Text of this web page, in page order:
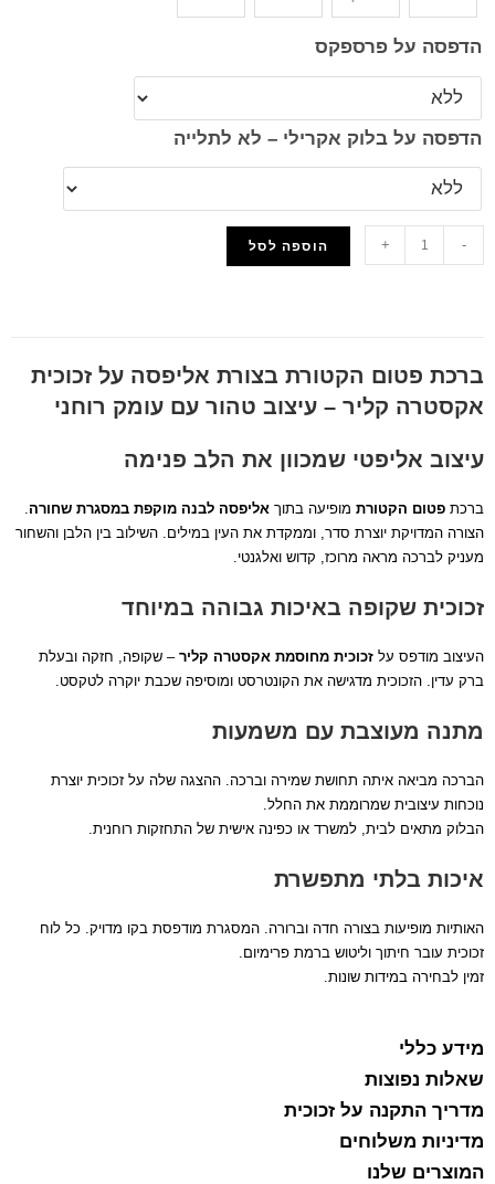
הדפסה על פרספקס
הדפסה על בלוק אקרילי – לא לתלייה
-
+ הוספה לסל
ברכת פטום הקטורת בצורת אליפסה על זכוכית
אקסטרה קליר – עיצוב טהור עם עומק רוחני
עיצוב אליפטי שמכוון את הלב פנימה
ברכת פטום הקטורת מופיעה בתוך אליפסה לבנה מוקפת במסגרת שחורה.
הצורה המדויקת יוצרת סדר, וממקדת את העין במילים. השילוב בין הלבן והשחור
מעניק לברכה מראה מרוכז, קדוש ואלגנטי.
זכוכית שקופה באיכות גבוהה במיוחד
העיצוב מודפס על זכוכית מחוסמת אקסטרה קליר – שקופה, חזקה ובעלת
ברק עדין. הזכוכית מדגישה את הקונטרסט ומוסיפה שכבת יוקרה לטקסט.
מתנה מעוצבת עם משמעות
הברכה מביאה איתה תחושת שמירה וברכה. ההצגה שלה על זכוכית יוצרת
נוכחות עיצובית שמרוממת את החלל.
הבלוק מתאים לבית, למשרד או כפינה אישית של התחזקות רוחנית.
איכות בלתי מתפשרת
האותיות מופיעות בצורה חדה וברורה. המסגרת מודפסת בקו מדויק. כל לוח
זכוכית עובר חיתוך וליטוש ברמת פרימיום.
זמין לבחירה במידות שונות.
מידע כללי
שאלות נפוצות
מדריך התקנה על זכוכית
מדיניות משלוחים
המוצרים שלנו